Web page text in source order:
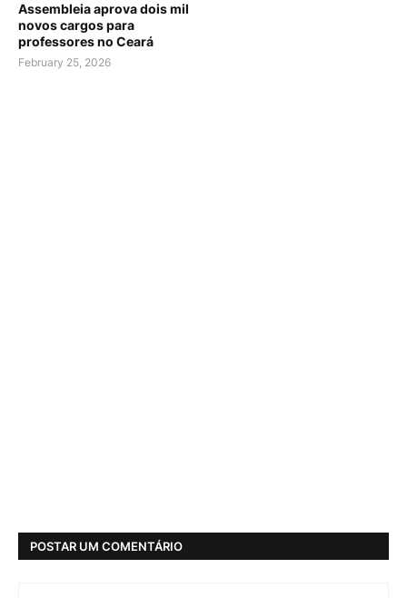
Assembleia aprova dois mil
novos cargos para
professores no Ceará
February 25, 2026
POSTAR UM COMENTÁRIO